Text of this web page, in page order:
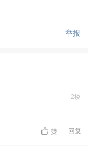
举报
2楼
赞 回复